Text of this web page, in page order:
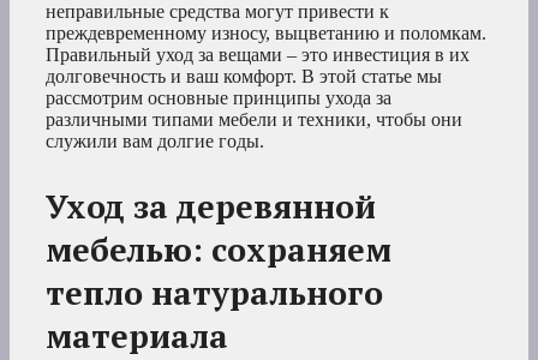
неправильные средства могут привести к
преждевременному износу, выцветанию и поломкам.
Правильный уход за вещами – это инвестиция в их
долговечность и ваш комфорт. В этой статье мы
рассмотрим основные принципы ухода за
различными типами мебели и техники, чтобы они
служили вам долгие годы.
Уход за деревянной
мебелью: сохраняем
тепло натурального
материала